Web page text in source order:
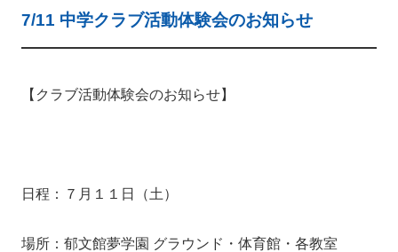
7/11 中学クラブ活動体験会のお知らせ
【クラブ活動体験会のお知らせ】
日程：７月１１日（土）
場所：郁文館夢学園 グラウンド・体育館・各教室